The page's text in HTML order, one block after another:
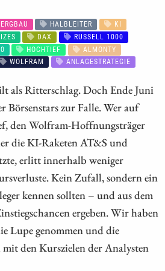
HALBLEITER
KI
DAX
RUSSELL 1000
HOCHTIEF
ALMONTY
WOLFRAM
ANLAGESTRATEGIE
als Ritterschlag. Doch Ende Juni
Börsenstars zur Falle. Wer auf
den Wolfram-Hoffnungsträger
die KI-Raketen AT&S und
erlitt innerhalb weniger
Kein Zufall, sondern ein
kennen sollten – und aus dem
ergeben. Wir haben
Lupe genommen und die
den Kurszielen der Analysten